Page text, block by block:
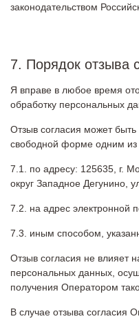
законодательством
7. Порядок отзыва
Я вправе в любое время
обработку персональных
Отзыв согласия может
свободной форме одним
по адресу: 125635, г.
округ Западное Дегунино,
на адрес электронной
иным способом,
Отзыв согласия не влияет
персональных данных,
получения Оператором
В случае отзыва согласия